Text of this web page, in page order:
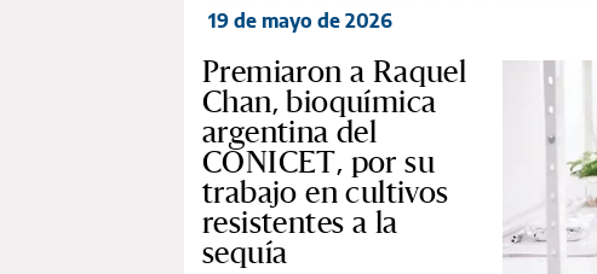
19 de mayo de 2026
Premiaron a Raquel
Chan, bioquímica
argentina del
CONICET, por su
trabajo en cultivos
resistentes a la
sequía